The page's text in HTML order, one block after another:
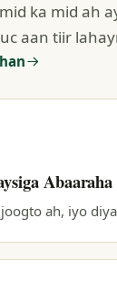
ka mid ah
aan tiir
Abaaraha
ah, iyo